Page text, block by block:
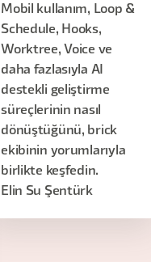
Mobil kullanım, Loop &
Schedule, Hooks,
Worktree, Voice ve
daha fazlasıyla AI
destekli geliştirme
süreçlerinin nasıl
dönüştüğünü, brick
ekibinin yorumlarıyla
birlikte keşfedin.
Elin Su Şentürk